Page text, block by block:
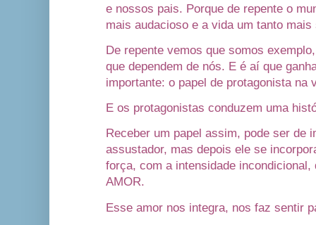
e nossos pais. Porque de repente o
mais audacioso e a vida um tanto mais
De repente vemos que somos
que dependem de nós. E é aí que
importante: o papel de protagonista na
E os protagonistas conduzem uma
Receber um papel assim, pode ser de
assustador, mas depois ele se
força, com a intensidade
AMOR.
Esse amor nos integra, nos faz sentir